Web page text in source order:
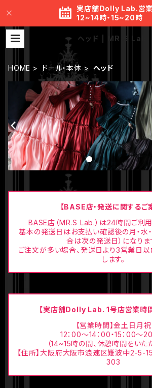
実店舗Dolly Lab.営
12~14時・15~20時
ヘッド | MR.S Lab.
HOME ドール・本体 ヘッド
【BASE店・発送に関するご
BASE店（MR.S Lab.）は24時間ご利用
基本の発送日はお支払い確認後の月・水
合は次の発送日）になりま
ご注文が多い場合、発送日より3営業日
します。
【実店舗Dolly Lab. 1号店営業時間
【営業時間】金土日月祝
12：00〜14：00・15：00〜
（14~15時の間、休憩時間をいた
【住所】大阪府大阪市浪速区難波中2-5-
303